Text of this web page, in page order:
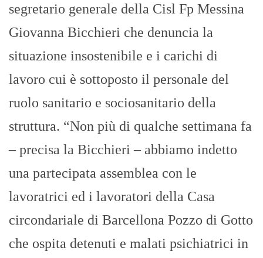
segretario generale della Cisl Fp Messina
Giovanna Bicchieri che denuncia la
situazione insostenibile e i carichi di
lavoro cui è sottoposto il personale del
ruolo sanitario e sociosanitario della
struttura. “Non più di qualche settimana fa
– precisa la Bicchieri – abbiamo indetto
una partecipata assemblea con le
lavoratrici ed i lavoratori della Casa
circondariale di Barcellona Pozzo di Gotto
che ospita detenuti e malati psichiatrici in